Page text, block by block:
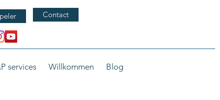
Contact
services Willkommen Blog